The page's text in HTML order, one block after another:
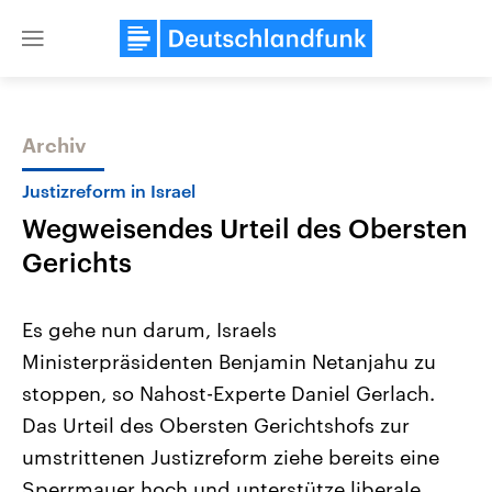
Close
Themen
Landtagswahl Sachsen-Anhalt
2026
Alle Informationen
Sachsen-Anhalt wählt am 6.
September 2026 einen neuen
Landtag. Seit 2021 wird das
Bundesland von einer Koalition aus
USA
Aktuelle Beiträge,
Hintergründe
Wirtschaftlich und
gehören die Vereinigten
den mächtigsten Ländern
mit großem Einfluss auf
Archiv
Justizreform in Israel
Wegweisendes Urteil des Obersten
Gerichts
Es gehe nun darum, Israels
Ministerpräsidenten Benjamin Netanjahu zu
stoppen, so Nahost-Experte Daniel Gerlach.
Das Urteil des Obersten Gerichtshofs zur
umstrittenen Justizreform ziehe bereits eine